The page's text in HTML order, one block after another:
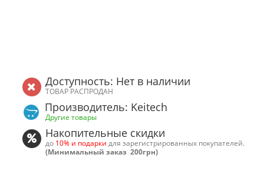
Доступность: Нет в наличии
ТОВАР РАСПРОДАН
Производитель: Keitech
Другие товары
Накопительные скидки
до 10% и подарки для зарегистрированных покупателей.
(Минимальный заказ 200грн)